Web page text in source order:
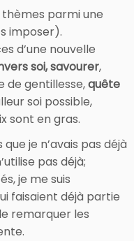
parmi une
imposer).
d’une nouvelle
soi, savourer,
de gentillesse,quête
soi possible,
sont en gras.
je n’avais pas déjà
pas déjà;
je me suis
faisaient déjà partie
remarquer les